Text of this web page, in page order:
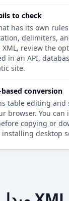
to check
has its own
delimiters,
review the
in an API,
site.
conversion
table editing
browser. You can
copying or
desktop